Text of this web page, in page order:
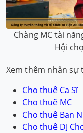
Chàng MC tài
Hội
Xem thêm nhân sự
Cho thuê Ca Sĩ
Cho thuê MC
Cho thuê Ban
Cho thuê DJ